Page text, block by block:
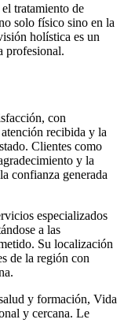
tratamiento de
solo físico sino en la
holística es un
profesional.
con
recibida y la
Clientes como
y la
confianza generada
especializados
a las
Su localización
de la región con
y formación, Vida
y cercana. Le